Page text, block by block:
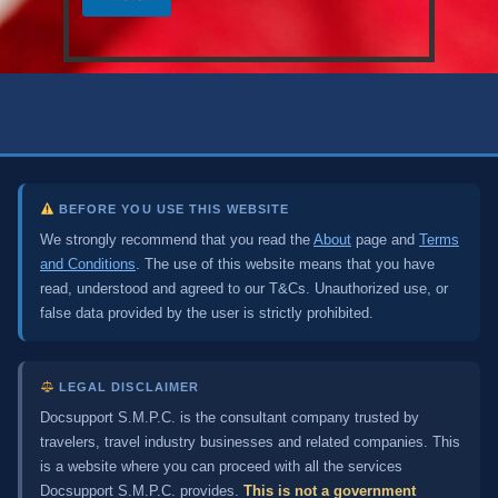
a
e
BEFORE YOU USE THIS WEBSITE
We strongly recommend that you read the About page and Terms
and Conditions. The use of this website means that you have
read, understood and agreed to our T&Cs. Unauthorized use, or
false data provided by the user is strictly prohibited.
LEGAL DISCLAIMER
Docsupport S.M.P.C. is the consultant company trusted by
travelers, travel industry businesses and related companies. This
is a website where you can proceed with all the services
Docsupport S.M.P.C. provides. This is not a government